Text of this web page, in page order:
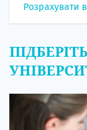
Розрахувати